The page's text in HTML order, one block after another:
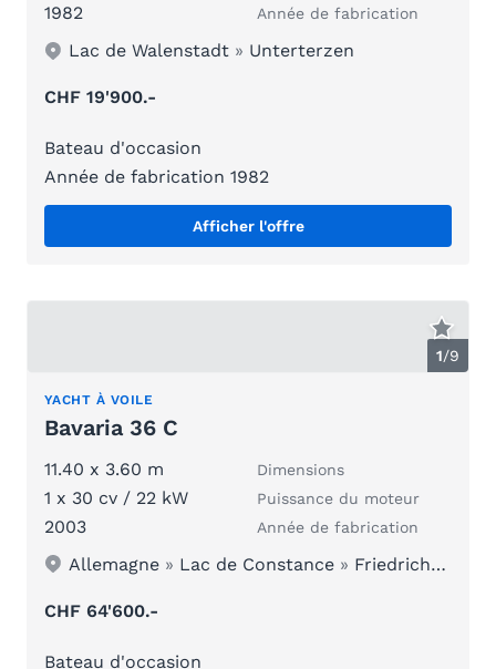
1982 Année de fabrication
Lac de Walenstadt » Unterterzen
CHF 19'900.-
Bateau d'occasion
Année de fabrication 1982
Afficher l'offre
1/9
YACHT À VOILE
Bavaria 36 C
11.40 x 3.60 m Dimensions
1 x 30 cv / 22 kW Puissance du moteur
2003 Année de fabrication
Allemagne » Lac de Constance » Friedrichshafen
CHF 64'600.-
Bateau d'occasion